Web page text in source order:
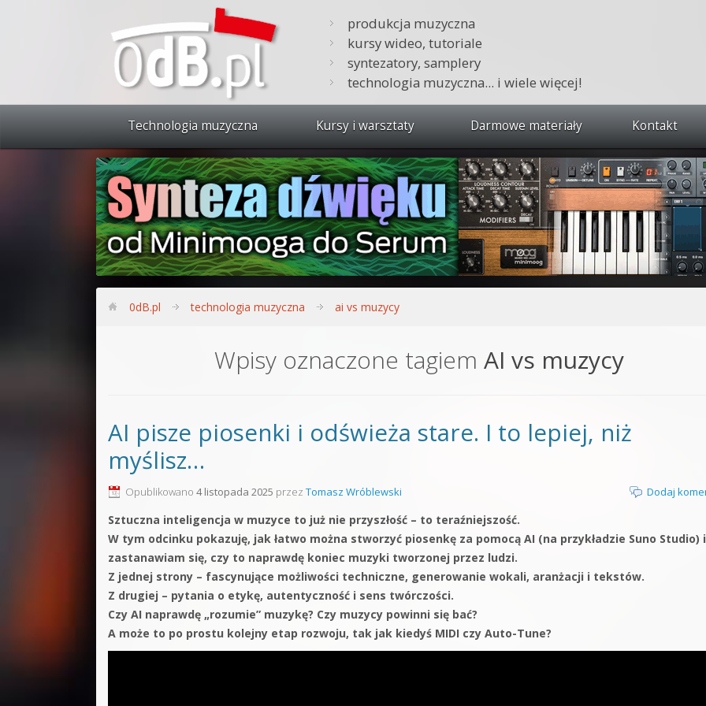
produkcja muzyczna
kursy wideo, tutoriale
syntezatory, samplery
technologia muzyczna... i wiele więcej!
Technologia muzyczna Kursy i warsztaty
Zobacz wszystkie kursy i warsztaty
Synteza dźwięku 🔥
Produkcja muzyczna w praktyce
Bitwig Studio od podstaw
Sound Forge od podstaw
Kontakt 5 Kompendium
Darmowe materiały Kontakt
0dB.pl technologia muzyczna ai vs muzycy
Wpisy oznaczone tagiem AI vs muzycy
AI pisze piosenki i odświeża stare. I to lepiej, niż
myślisz…
Opublikowano 4 listopada 2025 przez Tomasz Wróblewski Dodaj
Sztuczna inteligencja w muzyce to już nie przyszłość – to teraźniejszość.
W tym odcinku pokazuję, jak łatwo można stworzyć piosenkę za pomocą AI (na przykładzie Suno Studio) i
zastanawiam się, czy to naprawdę koniec muzyki tworzonej przez ludzi.
Z jednej strony – fascynujące możliwości techniczne, generowanie wokali, aranżacji i tekstów.
Z drugiej – pytania o etykę, autentyczność i sens twórczości.
Czy AI naprawdę „rozumie” muzykę? Czy muzycy powinni się bać?
A może to po prostu kolejny etap rozwoju, tak jak kiedyś MIDI czy Auto-Tune?